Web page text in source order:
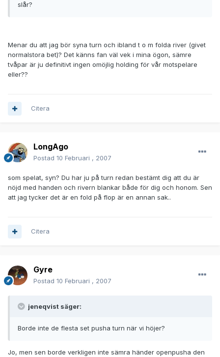
slår?
Menar du att jag bör syna turn och ibland t o m folda river (givet
normalstora bet)? Det känns fan väl vek i mina ögon, sämre
tvåpar är ju definitivt ingen omöjlig holding för vår motspelare
eller??
Citera
LongAgo
Postad 10 Februari , 2007
som spelat, syn? Du har ju på turn redan bestämt dig att du är
nöjd med handen och rivern blankar både för dig och honom. Sen
att jag tycker det är en fold på flop är en annan sak..
Citera
Gyre
Postad 10 Februari , 2007
jeneqvist säger:
Borde inte de flesta set pusha turn när vi höjer?
Jo, men sen borde verkligen inte sämra händer openpusha den